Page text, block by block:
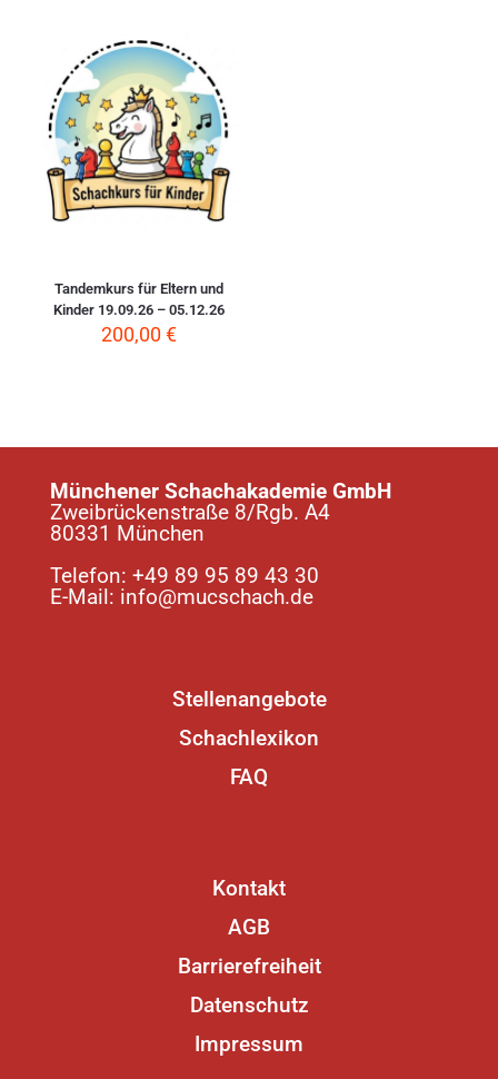
Tandemkurs für Eltern und
Kinder 19.09.26 – 05.12.26
200,00€
Münchener Schachakademie GmbH
Zweibrückenstraße 8/Rgb. A4
80331 München
Telefon: +49 89 95 89 43 30
E-Mail: info@mucschach.de
Stellenangebote
Schachlexikon
FAQ
Kontakt
AGB
Barrierefreiheit
Datenschutz
Impressum